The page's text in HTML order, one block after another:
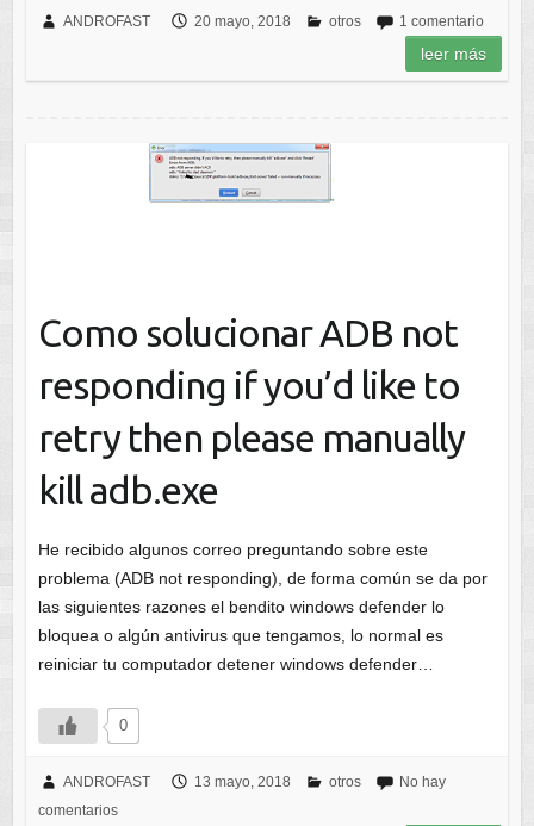
ANDROFAST 20 mayo, 2018 otros 1 comentario
leer más
Como solucionar ADB not
responding if you’d like to
retry then please manually
kill adb.exe
He recibido algunos correo preguntando sobre este
problema (ADB not responding), de forma común se da por
las siguientes razones el bendito windows defender lo
bloquea o algún antivirus que tengamos, lo normal es
reiniciar tu computador detener windows defender…
0
ANDROFAST 13 mayo, 2018 otros
No hay
comentarios